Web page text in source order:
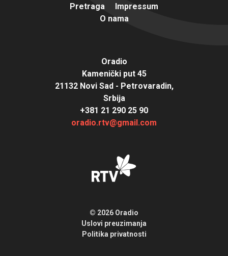
Pretraga
Impressum
O nama
Oradio
Kamenički put 45
21132 Novi Sad - Petrovaradin,
Srbija
+381 21 290 25 90
oradio.rtv@gmail.com
© 2026 Oradio
Uslovi preuzimanja
Politika privatnosti